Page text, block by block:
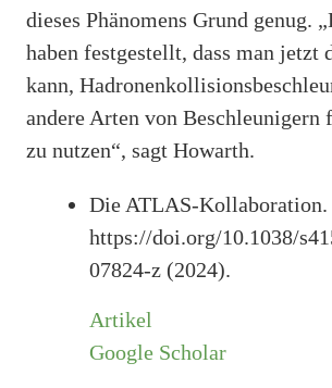
dieses Phänomens Grund genug.
haben festgestellt, dass man jetzt
kann,
andere Arten von Beschleunigern
zu nutzen“, sagt Howarth.
Die ATLAS-Kollaboration.
https://doi.org/10.1038/
07824-z (2024).
Artikel
Google Scholar